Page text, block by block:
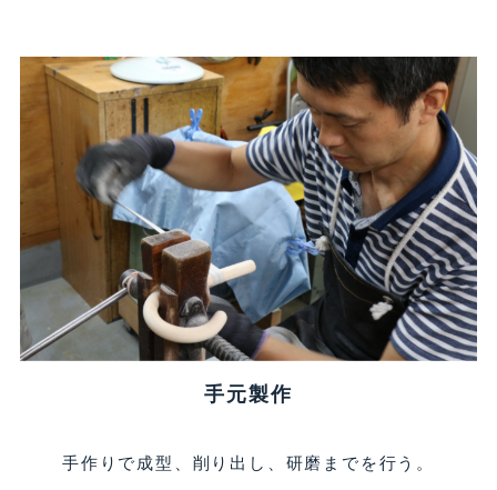
手元製作
手作りで成型、削り出し、研磨までを行う。